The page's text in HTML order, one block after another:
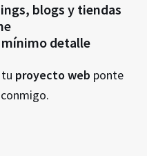
blogs y tiendas
detalle
proyecto web ponte